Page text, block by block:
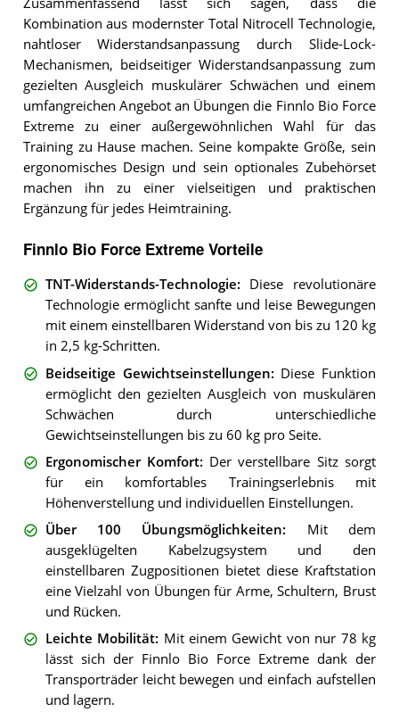
Kombination aus modernster Total Nitrocell Technologie,
nahtloser Widerstandsanpassung durch Slide-Lock-
Mechanismen, beidseitiger Widerstandsanpassung zum
gezielten Ausgleich muskulärer Schwächen und einem
umfangreichen Angebot an Übungen die Finnlo Bio Force
Extreme zu einer außergewöhnlichen Wahl für das
Training zu Hause machen. Seine kompakte Größe, sein
ergonomisches Design und sein optionales Zubehörset
machen ihn zu einer vielseitigen und praktischen
Ergänzung für jedes Heimtraining.
Finnlo Bio Force Extreme Vorteile
TNT-Widerstands-Technologie: Diese revolutionäre
Technologie ermöglicht sanfte und leise Bewegungen
mit einem einstellbaren Widerstand von bis zu 120 kg
in 2,5 kg-Schritten.
Beidseitige Gewichtseinstellungen: Diese Funktion
ermöglicht den gezielten Ausgleich von muskulären
Schwächen durch unterschiedliche
Gewichtseinstellungen bis zu 60 kg pro Seite.
Ergonomischer Komfort: Der verstellbare Sitz sorgt
für ein komfortables Trainingserlebnis mit
Höhenverstellung und individuellen Einstellungen.
Über 100 Übungsmöglichkeiten: Mit dem
ausgeklügelten Kabelzugsystem und den
einstellbaren Zugpositionen bietet diese Kraftstation
eine Vielzahl von Übungen für Arme, Schultern, Brust
und Rücken.
Leichte Mobilität: Mit einem Gewicht von nur 78 kg
lässt sich der Finnlo Bio Force Extreme dank der
Transporträder leicht bewegen und einfach aufstellen
und lagern.